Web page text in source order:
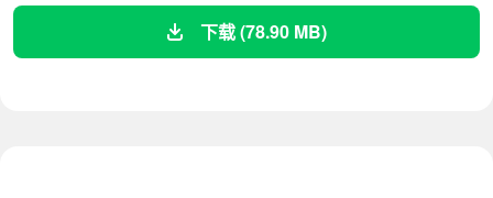
下载 (78.90 MB)